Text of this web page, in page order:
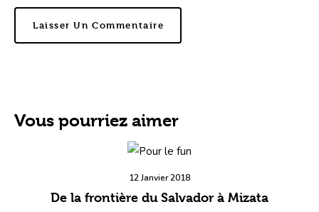
Vous pourriez aimer
12 Janvier 2018
De la frontière du Salvador à Mizata